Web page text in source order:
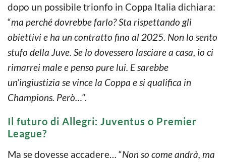
dopo un possibile trionfo in Coppa Italia dichiara:
“ma perché dovrebbe farlo? Sta rispettando gli
obiettivi e ha un contratto fino al 2025. Non lo sento
stufo della Juve. Se lo dovessero lasciare a casa, io ci
rimarrei male e penso pure lui. E sarebbe
un’ingiustizia se vince la Coppa e si qualifica in
Champions. Però…“.
Il futuro di Allegri: Juventus o Premier
League?
Ma se dovesse accadere… “Non so come andrà, ma